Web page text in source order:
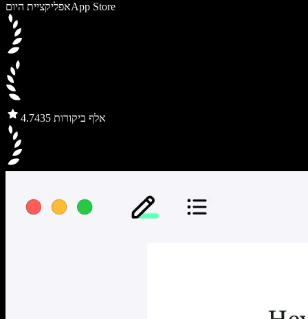
אפליקציית היוםApp Store
4.7 435 אלף ביקורות